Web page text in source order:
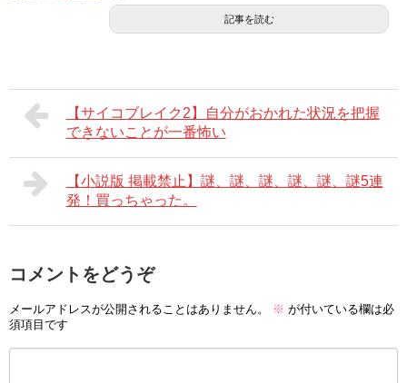
記事を読む
【サイコブレイク2】自分がおかれた状況を把握
できないことが一番怖い
【小説版 掲載禁止】謎、謎、謎、謎、謎、謎5連
発！買っちゃった。
コメントをどうぞ
メールアドレスが公開されることはありません。 ※ が付いている欄は必
須項目です